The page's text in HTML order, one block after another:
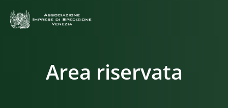
Area riservata